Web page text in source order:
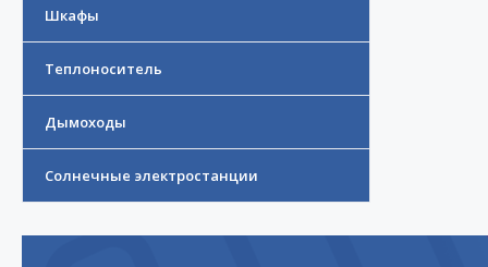
Шкафы
Теплоноситель
Дымоходы
Солнечные электростанции